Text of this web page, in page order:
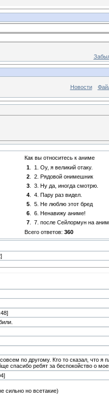
Новости
Как вы относитесь к аниме
1
1. Оу, я великий отаку.
2
2. Рядовой онимешник
3
3. Ну да, иногда смотрю.
4
4. Пару раз видел.
5
5. Не люблю этот бред
6
6. Ненавижу аниме!
7
7. после Сейлормун на
Всего ответов: 360
по другому. Кто то сказал, что
спасибо ребят за беспокойство о
сильно но всетакие)